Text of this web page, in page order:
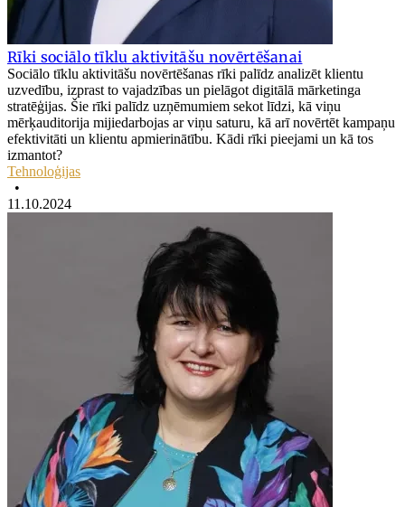
Rīki sociālo tīklu aktivitāšu novērtēšanai
Sociālo tīklu aktivitāšu novērtēšanas rīki palīdz analizēt klientu
uzvedību, izprast to vajadzības un pielāgot digitālā mārketinga
stratēģijas. Šie rīki palīdz uzņēmumiem sekot līdzi, kā viņu
mērķauditorija mijiedarbojas ar viņu saturu, kā arī novērtēt kampaņu
efektivitāti un klientu apmierinātību. Kādi rīki pieejami un kā tos
izmantot?
Tehnoloģijas
•
11.10.2024